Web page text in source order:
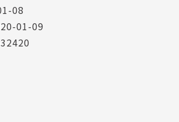
08
01-09